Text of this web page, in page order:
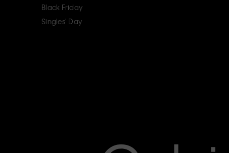
Black Friday
Singles' Day